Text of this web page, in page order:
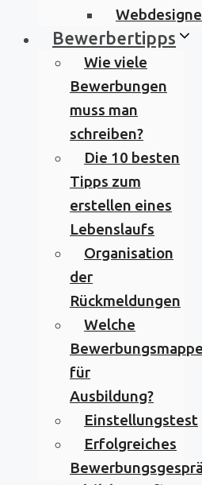
Bewerbertipps
Wie viele
Bewerbungen
muss man
schreiben?
Die 10 besten
Tipps zum
erstellen eines
Lebenslaufs
Organisation
der
Rückmeldungen
Welche
Bewerbungsmappe
für
Ausbildung?
Einstellungstest
Erfolgreiches